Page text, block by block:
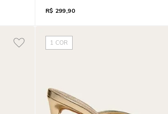
R$ 299,90
1 COR